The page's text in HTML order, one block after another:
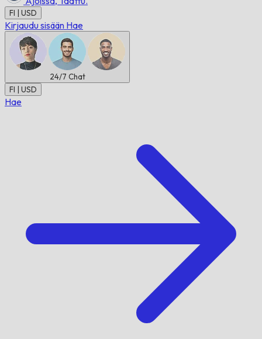
FI | USD
Kirjaudu sisään Hae
24/7 Chat
FI | USD
Hae